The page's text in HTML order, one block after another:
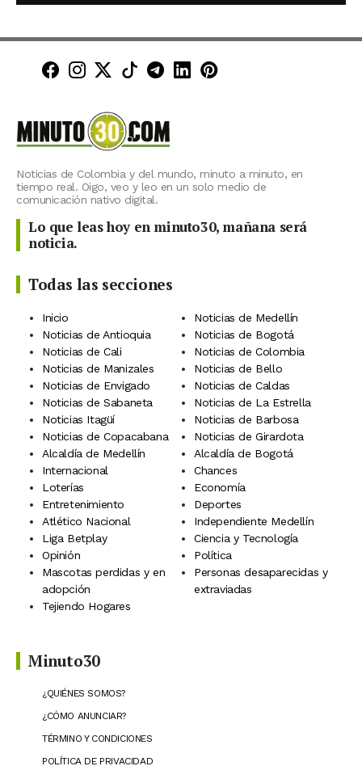
Minuto30 en Facebook
Minuto30 en Instagram
Minuto30 en X (Twitter)
Minuto30 en TikTok
Canal de Minuto30 en
Minuto30 en LinkedIn
Minuto30 en
Noticias de Colombia y del mundo, minuto a minuto, en
tiempo real. Oigo, veo y leo en un solo medio de
comunicación nativo digital.
Lo que leas hoy en minuto30, mañana será
noticia.
Todas las secciones
Inicio
Noticias de Medellín
Noticias de Antioquia
Noticias de Bogotá
Noticias de Cali
Noticias de Colombia
Noticias de Manizales
Noticias de Bello
Noticias de Envigado
Noticias de Caldas
Noticias de Sabaneta
Noticias de La Estrella
Noticias Itagüí
Noticias de Barbosa
Noticias de Copacabana
Noticias de Girardota
Alcaldía de Medellín
Alcaldía de Bogotá
Internacional
Chances
Loterías
Economía
Entretenimiento
Deportes
Atlético Nacional
Independiente Medellín
Liga Betplay
Ciencia y Tecnología
Opinión
Política
Mascotas perdidas y en
adopción
Personas desaparecidas y
extraviadas
Tejiendo Hogares
Minuto30
¿QUIÉNES SOMOS?
¿CÓMO ANUNCIAR?
TÉRMINO Y CONDICIONES
POLÍTICA DE PRIVACIDAD